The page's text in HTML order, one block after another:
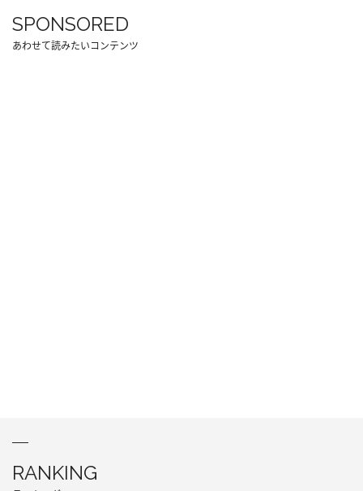
SPONSORED
あわせて読みたいコンテンツ
RANKING